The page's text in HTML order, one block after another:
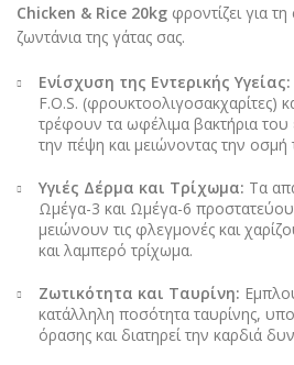
Chicken & Rice 20kg φροντίζει για
ζωντάνια της γάτας σας.
Ενίσχυση της Εντερικής Υγείας:
F.O.S. (φρουκτοολιγοσακχαρίτες)
τρέφουν τα ωφέλιμα βακτήρια του
την πέψη και μειώνοντας την
Υγιές Δέρμα και Τρίχωμα: Τα
Ωμέγα-3 και Ωμέγα-6
μειώνουν τις φλεγμονές και
και λαμπερό τρίχωμα.
Ζωτικότητα και Ταυρίνη:
κατάλληλη ποσότητα ταυρίνης,
όρασης και διατηρεί την καρδιά